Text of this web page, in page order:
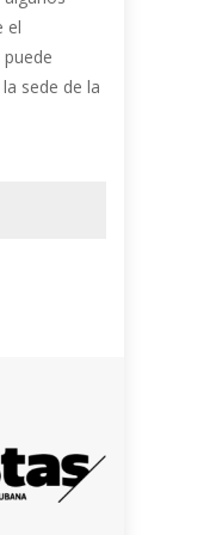
el
sede de la